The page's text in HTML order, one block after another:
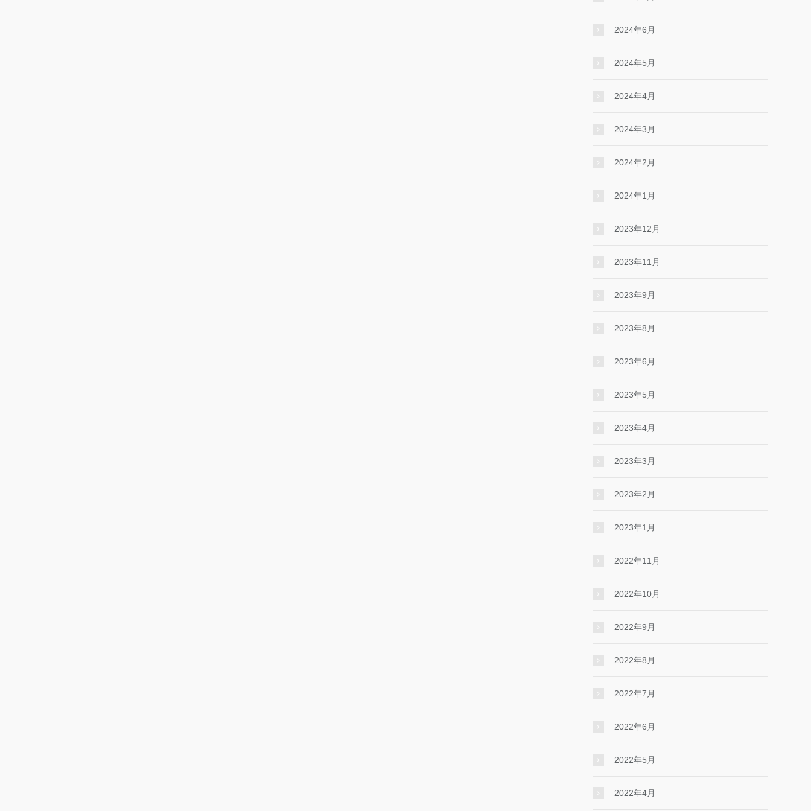
2024年6月
2024年5月
2024年4月
2024年3月
2024年2月
2024年1月
2023年12月
2023年11月
2023年9月
2023年8月
2023年6月
2023年5月
2023年4月
2023年3月
2023年2月
2023年1月
2022年11月
2022年10月
2022年9月
2022年8月
2022年7月
2022年6月
2022年5月
2022年4月